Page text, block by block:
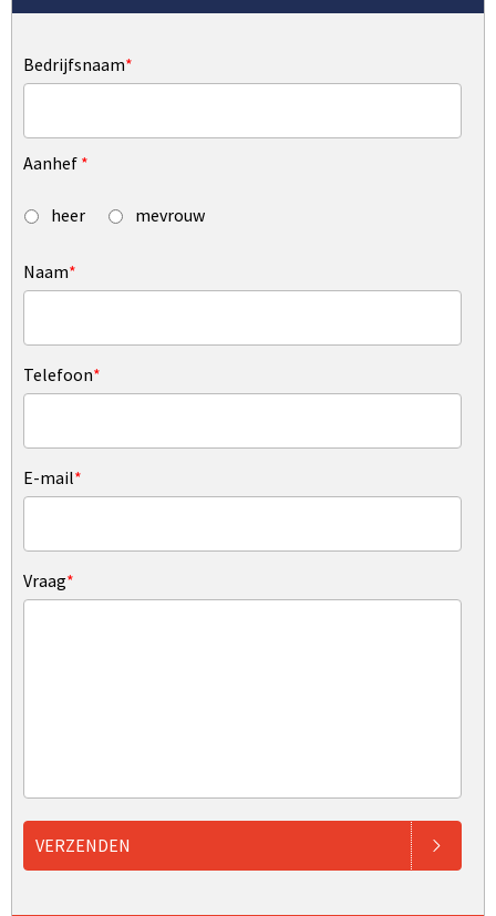
Bedrijfsnaam*
Aanhef *
heer mevrouw
Naam*
Telefoon*
E-mail*
Vraag*
VERZENDEN